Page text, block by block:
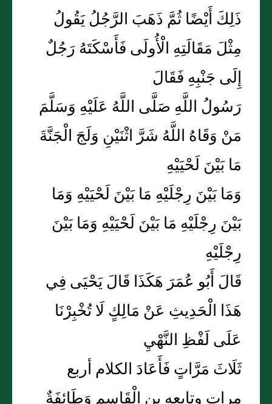
ذَلِكَ أَيْضًا ثُمَّ ذَهَبَ الرَّجُلُ يَقُولُ
مِثْلَ مَقَالَتِهِ الْأُولَى فَأَسْكَتَهُ رَجُلٌ
إِلَى جَنْبِهِ فَقَالَ
رَسُولُ اللَّهِ صَلَّى اللَّهُ عَلَيْهِ وَسَلَّمَ
مَنْ وَقَاهُ اللَّهُ شَرَّ اثْنَيْنِ وَلَجَ الْجَنَّةَ
مَا بَيْنَ لَحْيَيْهِ
وَمَا بَيْنَ رِجْلَيْهِ مَا بَيْنَ لَحْيَيْهِ وَمَا
بَيْنَ رِجْلَيْهِ مَا بَيْنَ لَحْيَيْهِ وَمَا بَيْنَ
رِجْلَيْهِ
قَالَ أَبُو عُمَرَ هَكَذَا قَالَ يَحْيَى فِي
هَذَا الْحَدِيثِ عَنْ مَالِكٍ لَا تُخْبِرْنَا
عَلَى لَفْظِ النَّهْيِ
ثَلَاثَ مَرَّاتٍ فَأَعَادَ الكلام أربع